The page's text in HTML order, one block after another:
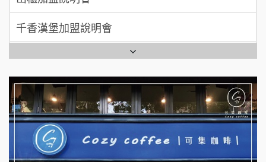
拾鑶火鍋加盟說明會
全家加盟說明會
台灣G湯加盟說明會
彭富貴加盟說明會
NU PASTA義大利麵加盟說明會
潮鍋癮加盟說明會
七盞茶加盟說明會
拉亞漢堡加盟說明會
杜芳子古味茶鋪加盟說明會
優握握×酸奶大獅加盟說明會
冬城門加盟說明會